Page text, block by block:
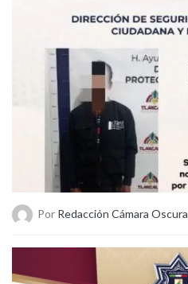
Por Redacción Cámara Oscura